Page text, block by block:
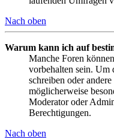
Nach oben
Warum kann ich auf
Manche Foren
vorbehalten sein. Um
schreiben oder
möglicherweise
Moderator oder
Berechtigungen.
Nach oben